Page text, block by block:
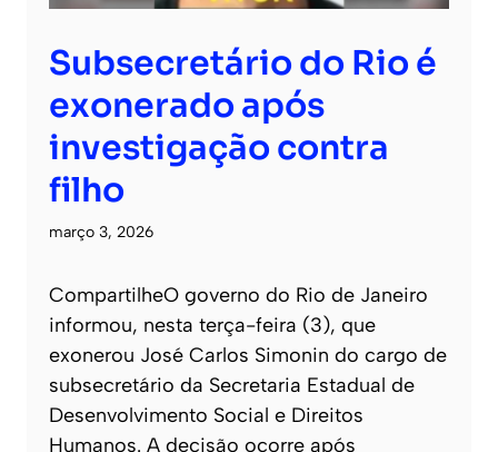
Subsecretário do Rio é
exonerado após
investigação contra
filho
março 3, 2026
CompartilheO governo do Rio de Janeiro
informou, nesta terça-feira (3), que
exonerou José Carlos Simonin do cargo de
subsecretário da Secretaria Estadual de
Desenvolvimento Social e Direitos
Humanos. A decisão ocorre após